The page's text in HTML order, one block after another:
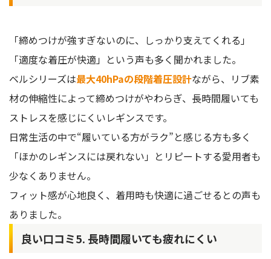
「締めつけが強すぎないのに、しっかり支えてくれる」
「適度な着圧が快適」という声も多く聞かれました。
ベルシリーズは最大40hPaの段階着圧設計ながら、リブ素
材の伸縮性によって締めつけがやわらぎ、長時間履いても
ストレスを感じにくいレギンスです。
日常生活の中で“履いている方がラク”と感じる方も多く
「ほかのレギンスには戻れない」とリピートする愛用者も
少なくありません。
フィット感が心地良く、着用時も快適に過ごせるとの声も
ありました。
良い口コミ5. 長時間履いても疲れにくい